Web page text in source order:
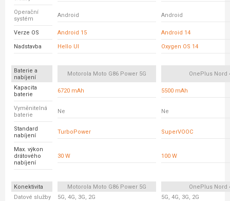
Operační
systém
Android Android
Verze OS Android 15 Android 14
Nadstavba Hello UI Oxygen OS 14
Baterie a
nabíjení
Motorola Moto G86 Power 5G OnePlus Nord
Kapacita
baterie
6720 mAh 5500 mAh
Vyměnitelná
baterie
Ne Ne
Standard
nabíjení
TurboPower SuperVOOC
Max. výkon
drátového
nabíjení
30 W 100 W
Konektivita Motorola Moto G86 Power 5G
OnePlus Nord
Datové služby
5G, 4G, 3G, 2G 5G, 4G, 3G, 2G